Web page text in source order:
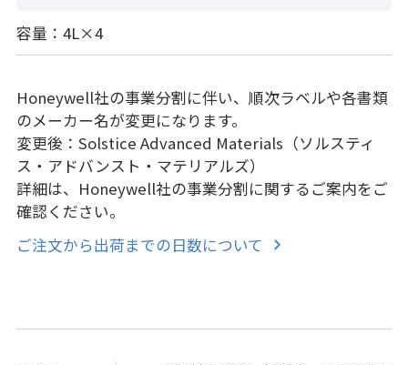
容量：4L×4
Honeywell社の事業分割に伴い、順次ラベルや各書類
のメーカー名が変更になります。
変更後：Solstice Advanced Materials（ソルスティ
ス・アドバンスト・マテリアルズ）
詳細は、Honeywell社の事業分割に関するご案内をご
確認ください。
ご注文から出荷までの日数について